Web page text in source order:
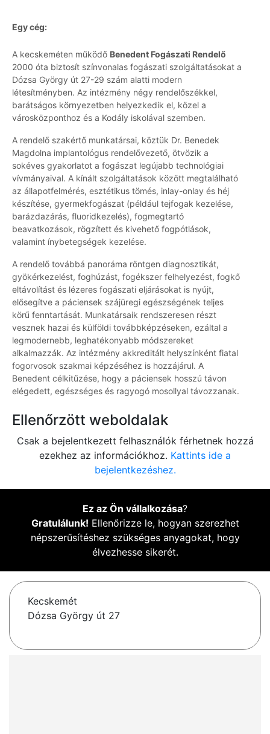
Egy cég:
A kecskeméten működő Benedent Fogászati Rendelő
2000 óta biztosít színvonalas fogászati szolgáltatásokat a
Dózsa György út 27-29 szám alatti modern
létesítményben. Az intézmény négy rendelőszékkel,
barátságos környezetben helyezkedik el, közel a
városközponthoz és a Kodály iskolával szemben.
A rendelő szakértő munkatársai, köztük Dr. Benedek
Magdolna implantológus rendelővezető, ötvözik a
sokéves gyakorlatot a fogászat legújabb technológiai
vívmányaival. A kínált szolgáltatások között megtalálható
az állapotfelmérés, esztétikus tömés, inlay-onlay és héj
készítése, gyermekfogászat (például tejfogak kezelése,
barázdazárás, fluoridkezelés), fogmegtartó
beavatkozások, rögzített és kivehető fogpótlások,
valamint ínybetegségek kezelése.
A rendelő továbbá panoráma röntgen diagnosztikát,
gyökérkezelést, foghúzást, fogékszer felhelyezést, fogkő
eltávolítást és lézeres fogászati eljárásokat is nyújt,
elősegítve a páciensek szájüregi egészségének teljes
körű fenntartását. Munkatársaik rendszeresen részt
vesznek hazai és külföldi továbbképzéseken, ezáltal a
legmodernebb, leghatékonyabb módszereket
alkalmazzák. Az intézmény akkreditált helyszínként fiatal
fogorvosok szakmai képzéséhez is hozzájárul. A
Benedent célkitűzése, hogy a páciensek hosszú távon
elégedett, egészséges és ragyogó mosollyal távozzanak.
Ellenőrzött weboldalak
Csak a bejelentkezett felhasználók férhetnek hozzá
ezekhez az információkhoz. Kattints ide a
bejelentkezéshez.
Ez az Ön vállalkozása?
Gratulálunk! Ellenőrizze le, hogyan szerezhet
népszerűsítéshez szükséges anyagokat, hogy
élvezhesse sikerét.
Kecskemét
Dózsa György út 27